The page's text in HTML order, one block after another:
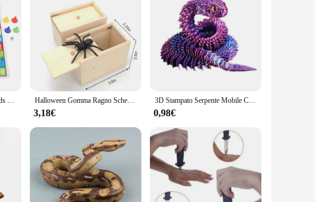
wide audience, making them an excellent addition to any jewelry
rings are sure to be a hit.
Snake Ladder Educational Kids giocattoli per bambini famiglia interessanti regali per giochi da tavolo Halloween Gomma Ragno Scherzo Scatola di legno Giocattoli per bambini Falsa lingua Serpente Pollice Lampada Espulsione Scatola di caramelle Bambini Giocattoli divertenti Regalo
3,18€
3D Stampato Serpente Mobile Comune Agitarsi Giocattolo Figurine Simulazione Serpente Ufficio Desktop Ornamento 2025 Regali di Capodanno Artigianato Regalo
0,98€